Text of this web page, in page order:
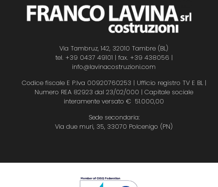
Via Tambruz, 142, 32010 Tambre (BL)
tel. +39 0437 49101 | fax. +39 438056 |
info@lavinacostruzioni.com
Codice fiscale E P.Iva 00920760253 | Ufficio registro TV E BL |
Numero REA 82923 dal 23/02/000 | Capitale sociale
interamente versato € 51.000,00
Sede secondaria:
Via due muri, 35, 33070 Polcenigo (PN)